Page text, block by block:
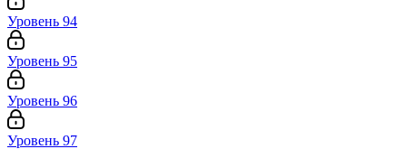
Уровень 94
Уровень 95
Уровень 96
Уровень 97